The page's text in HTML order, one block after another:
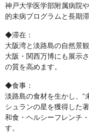
神戸大学医学部附属病院
的未病プログラムと長期
◆滞在：
大阪湾と淡路島の自然景
大阪・関西万博にも展示
の質を高めます。
◆食事：
淡路島の食材を生かし、“
シュランの星を獲得した
和食・ヘルシーフレンチ
す。